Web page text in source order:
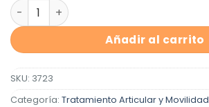
Artri Balance x 60 Tab cantidad
Añadir al carrito
SKU: 3723
Categoría: Tratamiento Articular y Movilidad